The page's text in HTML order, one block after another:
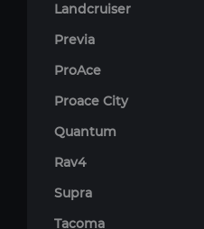
Landcruiser
Previa
ProAce
Proace City
Quantum
Rav4
Supra
Tacoma